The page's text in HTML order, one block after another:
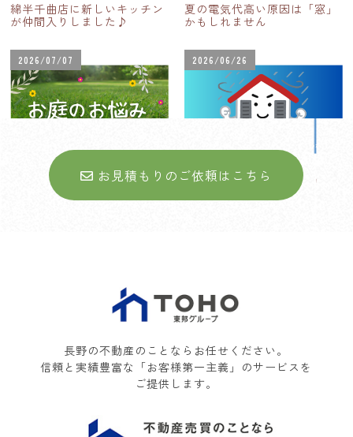
綿半千曲店に新しいキッチン
が仲間入りしました♪
夏の電気代高い原因は「窓」
かもしれません
2026/07/07
お庭に関するお悩みについて
2026/06/26
台風シーズン到来！住まいの
お見積もりのご依頼はこちら
長野の不動産のことならお任せください。
信頼と実績豊富な「お客様第一主義」のサービスを
ご提供します。